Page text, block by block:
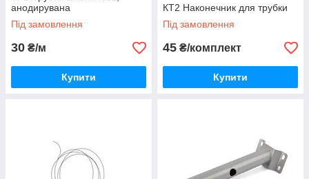
анодирувана
Під замовлення
30 ₴/м
Купити
КТ2 Наконечник для трубки
Під замовлення
45 ₴/комплект
Купити